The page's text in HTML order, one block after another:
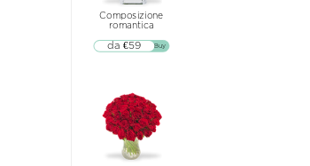
Composizione
romantica
▷▷ Buy
da €59